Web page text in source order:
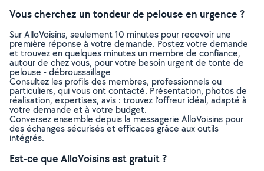
Vous cherchez un tondeur de pelouse en urgence ?
Sur AlloVoisins, seulement 10 minutes pour recevoir une
première réponse à votre demande. Postez votre demande
et trouvez en quelques minutes un membre de confiance,
autour de chez vous, pour votre besoin urgent de tonte de
pelouse - débroussaillage
Consultez les profils des membres, professionnels ou
particuliers, qui vous ont contacté. Présentation, photos de
réalisation, expertises, avis : trouvez l'offreur idéal, adapté à
votre demande et à votre budget.
Conversez ensemble depuis la messagerie AlloVoisins pour
des échanges sécurisés et efficaces grâce aux outils
intégrés.
Est-ce que AlloVoisins est gratuit ?